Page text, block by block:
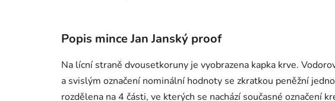
Popis mince Jan Janský proof
Na lícní straně dvousetkoruny je vyobrazena kapka krve.
a svislým označení nominální hodnoty se zkratkou peněžní
rozdělena na 4 části, ve kterých se nachází současné označení